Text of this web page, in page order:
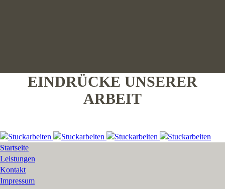
EINDRÜCKE UNSERER
ARBEIT
Startseite
Leistungen
Kontakt
Impressum